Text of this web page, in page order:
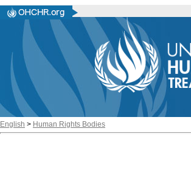
English > Human Rights Bodies